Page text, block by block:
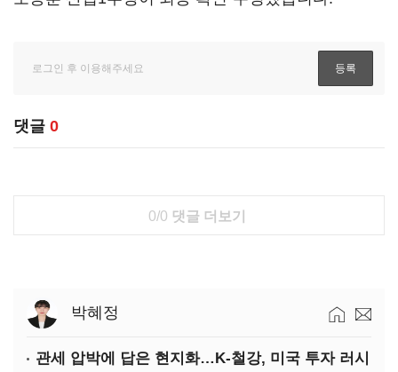
댓글 0
0/0 댓글 더보기
박혜정
관세 압박에 답은 현지화…K-철강, 미국 투자 러시